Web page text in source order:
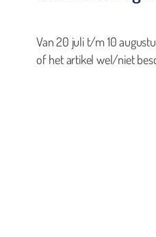
Van 20 juli t/m 10
of het artikel wel/niet